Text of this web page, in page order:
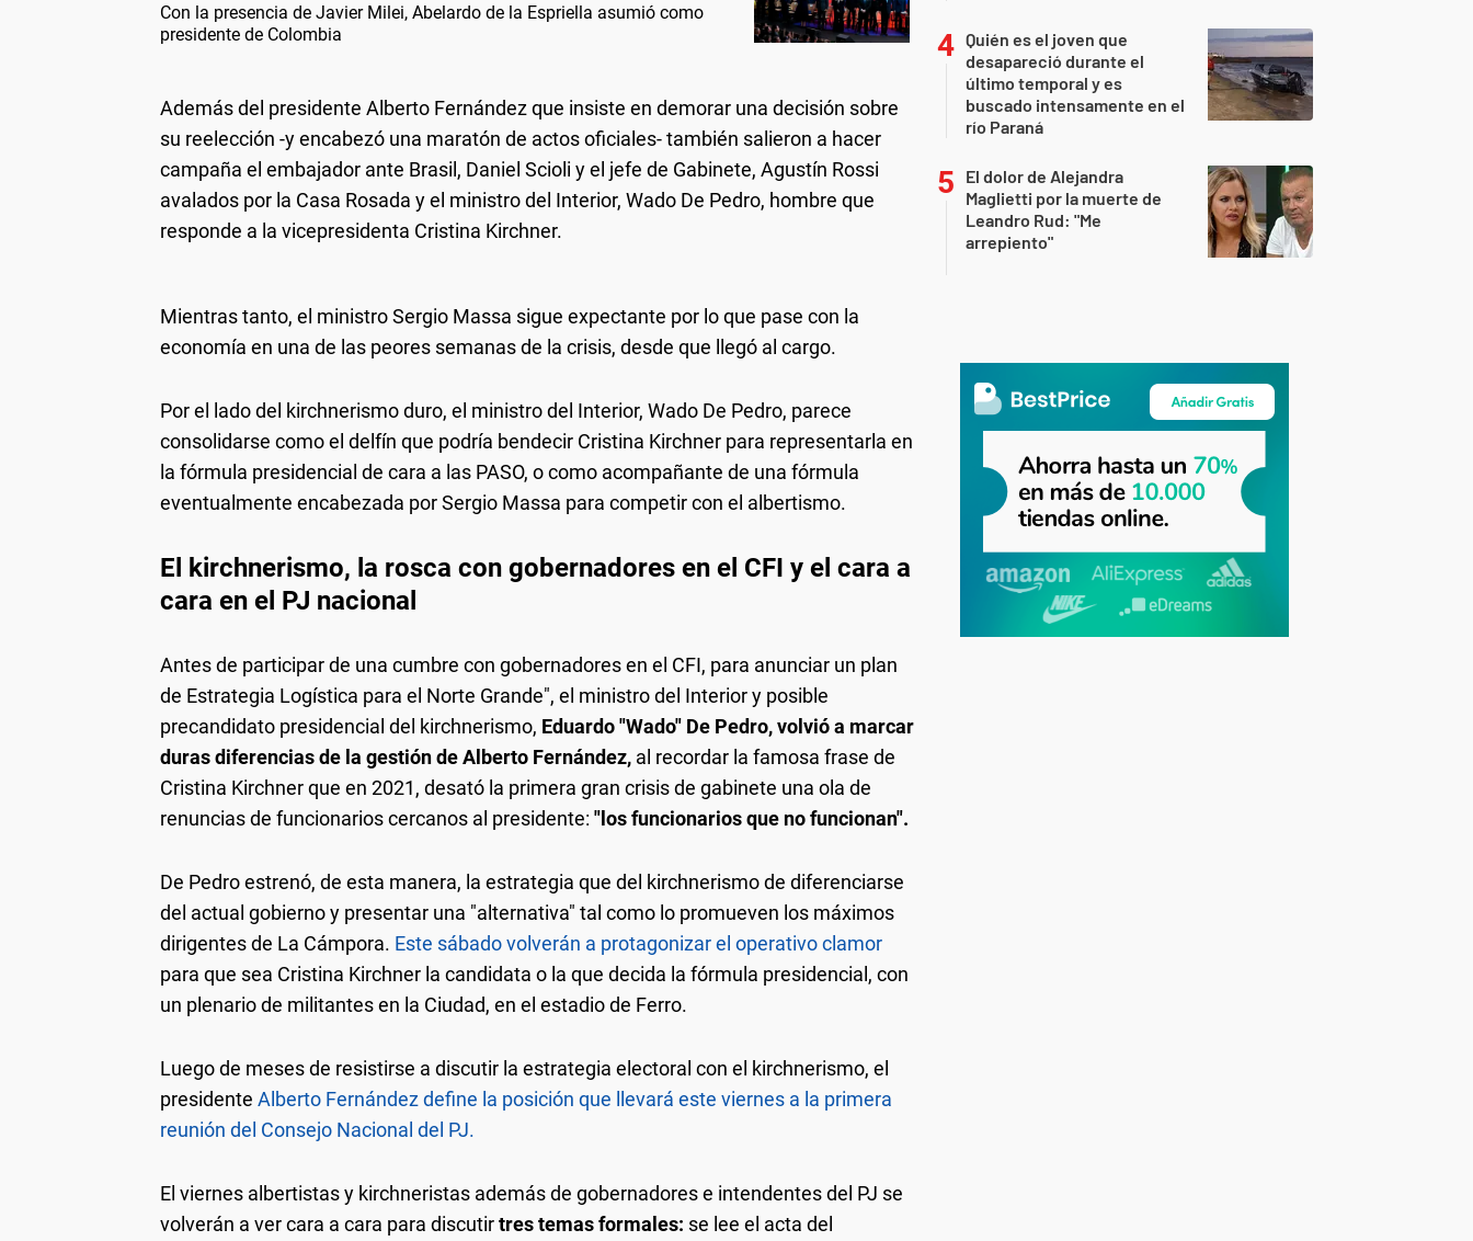
Con la presencia de Javier Milei, Abelardo de la Espriella asumió como
presidente de Colombia
Además del presidente Alberto Fernández que insiste en demorar una decisión sobre
su reelección -y encabezó una maratón de actos oficiales- también salieron a hacer
campaña el embajador ante Brasil, Daniel Scioli y el jefe de Gabinete, Agustín Rossi
avalados por la Casa Rosada y el ministro del Interior, Wado De Pedro, hombre que
responde a la vicepresidenta Cristina Kirchner.
Mientras tanto, el ministro Sergio Massa sigue expectante por lo que pase con la
economía en una de las peores semanas de la crisis, desde que llegó al cargo.
Por el lado del kirchnerismo duro, el ministro del Interior, Wado De Pedro, parece
consolidarse como el delfín que podría bendecir Cristina Kirchner para representarla en
la fórmula presidencial de cara a las PASO, o como acompañante de una fórmula
eventualmente encabezada por Sergio Massa para competir con el albertismo.
El kirchnerismo, la rosca con gobernadores en el CFI y el cara a
cara en el PJ nacional
Antes de participar de una cumbre con gobernadores en el CFI, para anunciar un plan
de Estrategia Logística para el Norte Grande", el ministro del Interior y posible
precandidato presidencial del kirchnerismo, Eduardo "Wado" De Pedro, volvió a marcar
duras diferencias de la gestión de Alberto Fernández, al recordar la famosa frase de
Cristina Kirchner que en 2021, desató la primera gran crisis de gabinete una ola de
renuncias de funcionarios cercanos al presidente: "los funcionarios que no funcionan".
De Pedro estrenó, de esta manera, la estrategia que del kirchnerismo de diferenciarse
del actual gobierno y presentar una "alternativa" tal como lo promueven los máximos
dirigentes de La Cámpora. Este sábado volverán a protagonizar el operativo clamor
para que sea Cristina Kirchner la candidata o la que decida la fórmula presidencial, con
un plenario de militantes en la Ciudad, en el estadio de Ferro.
Luego de meses de resistirse a discutir la estrategia electoral con el kirchnerismo, el
presidente Alberto Fernández define la posición que llevará este viernes a la primera
reunión del Consejo Nacional del PJ.
El viernes albertistas y kirchneristas además de gobernadores e intendentes del PJ se
volverán a ver cara a cara para discutirtres temas formales: se lee el acta del
Quién es el joven que
desapareció durante el
último temporal y es
buscado intensamente en el
río Paraná
El dolor de Alejandra
Maglietti por la muerte de
Leandro Rud: "Me
arrepiento"